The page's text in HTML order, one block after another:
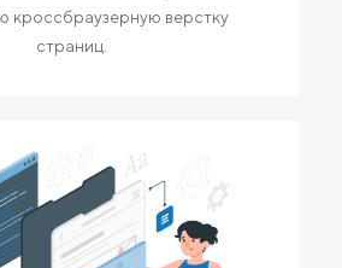
кроссбраузерную верстку
страниц.